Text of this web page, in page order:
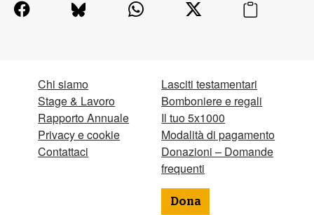
Chi siamo
Stage & Lavoro
Rapporto Annuale
Privacy e cookie
Contattaci
Lasciti testamentari
Bomboniere e regali
Il tuo 5x1000
Modalità di pagamento
Donazioni – Domande
frequenti
Dona